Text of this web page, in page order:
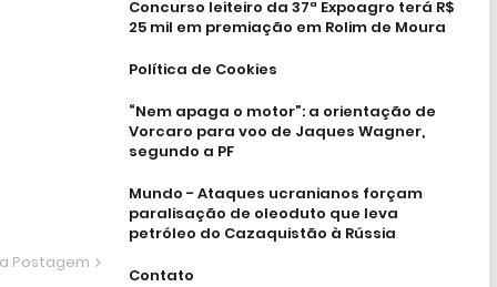
Postagem
Concurso leiteiro da 37ª Expoagro terá R$
25 mil em premiação em Rolim de Moura
Política de Cookies
“Nem apaga o motor”: a orientação de
Vorcaro para voo de Jaques Wagner,
segundo a PF
Mundo - Ataques ucranianos forçam
paralisação de oleoduto que leva
petróleo do Cazaquistão à Rússia
Contato